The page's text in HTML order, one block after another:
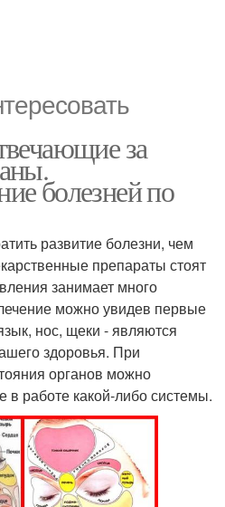
за
болезней по
развитие болезни, чем
препараты стоят
занимает много
можно увидев первые
нос, щеки - являются
здоровья. При
органов можно
в работе какой-либо системы.